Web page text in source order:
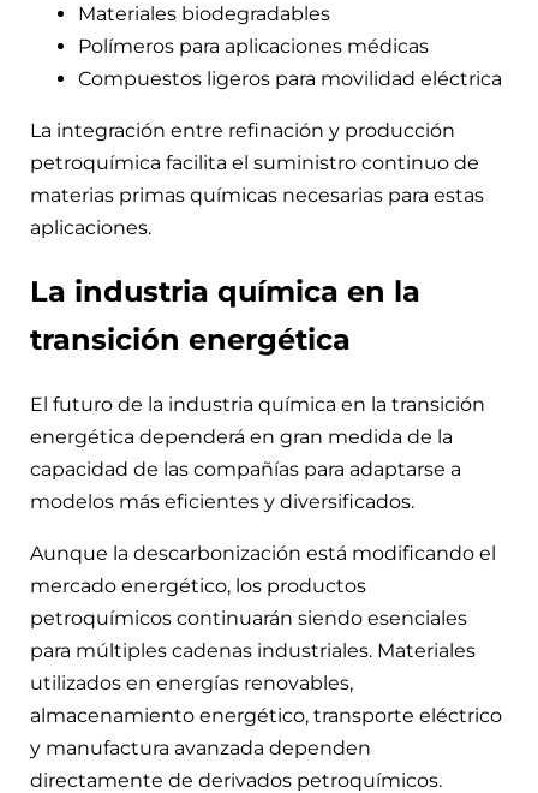
Materiales biodegradables
Polímeros para aplicaciones médicas
Compuestos ligeros para movilidad eléctrica
La integración entre refinación y producción
petroquímica facilita el suministro continuo de
materias primas químicas necesarias para estas
aplicaciones.
La industria química en la
transición energética
El futuro de la industria química en la transición
energética dependerá en gran medida de la
capacidad de las compañías para adaptarse a
modelos más eficientes y diversificados.
Aunque la descarbonización está modificando el
mercado energético, los productos
petroquímicos continuarán siendo esenciales
para múltiples cadenas industriales. Materiales
utilizados en energías renovables,
almacenamiento energético, transporte eléctrico
y manufactura avanzada dependen
directamente de derivados petroquímicos.